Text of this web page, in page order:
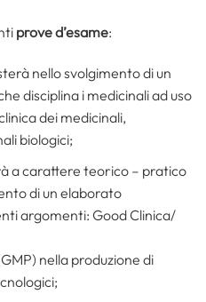
prove d’esame:
nello svolgimento di un
disciplina i medicinali ad uso
dei medicinali,
biologici;
a carattere teorico – pratico
di un elaborato
argomenti: Good Clinica/
nella produzione di